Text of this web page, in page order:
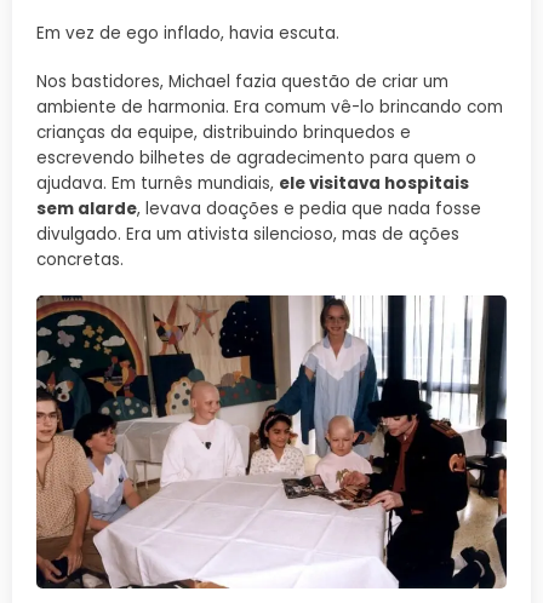
Em vez de ego inflado, havia escuta.
Nos bastidores, Michael fazia questão de criar um
ambiente de harmonia. Era comum vê-lo brincando com
crianças da equipe, distribuindo brinquedos e
escrevendo bilhetes de agradecimento para quem o
ajudava. Em turnês mundiais, ele visitava hospitais
sem alarde, levava doações e pedia que nada fosse
divulgado. Era um ativista silencioso, mas de ações
concretas.